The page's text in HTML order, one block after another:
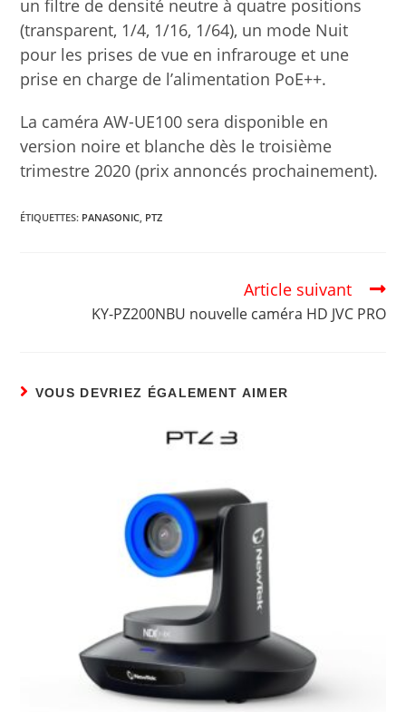
Article suivant
KY-PZ200NBU nouvelle caméra HD JVC PRO
VOUS DEVRIEZ ÉGALEMENT AIMER
PTZ3 NewTek Caméra PTZ Full HD NDI
15 février 2022